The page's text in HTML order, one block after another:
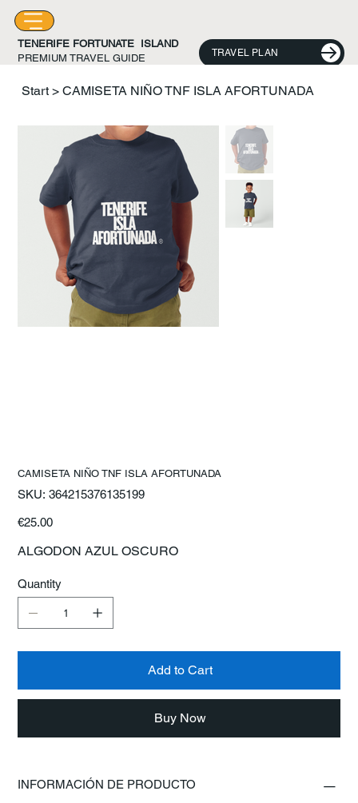
TRAVEL PLAN
TENERIFE FORTUNATE ISLAND
PREMIUM TRAVEL GUIDE
Start > CAMISETA NIÑO TNF ISLA AFORTUNADA
CAMISETA NIÑO TNF ISLA AFORTUNADA
SKU: SKU
364215376135199
364215376135199
Price
€25.00
ALGODON AZUL OSCURO
Quantity
Add to Cart
Buy Now
INFORMACIÓN DE PRODUCTO